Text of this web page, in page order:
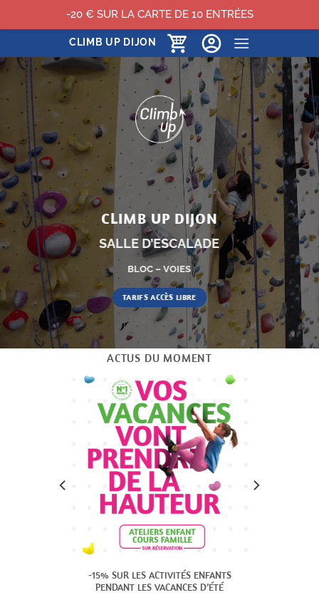
au
contenu
CLIMB UP DIJON
CLIMB UP DIJON
SALLE D’ESCALADE
BLOC – VOIES
TARIFS ACCÈS LIBRE
ACTUS DU MOMENT
-15% SUR LES ACTIVITÉS ENFANTS
PENDANT LES VACANCES D’ÉTÉ
-20 € SUR LA CARTE DE 10 ENTRÉES